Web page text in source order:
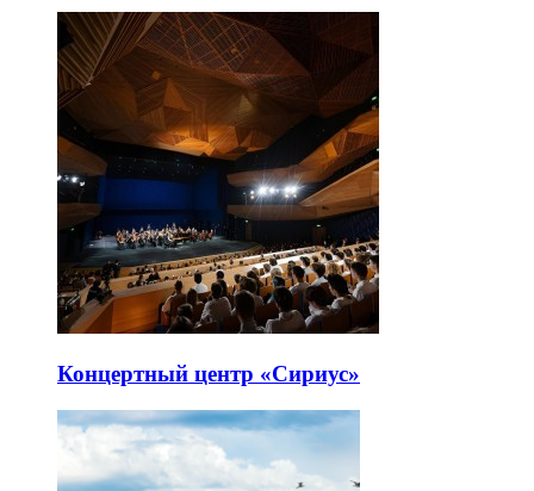
Концертный центр «Сириус»